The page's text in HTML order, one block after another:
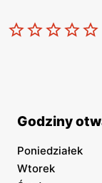
Godziny
Poniedziałek
Wtorek